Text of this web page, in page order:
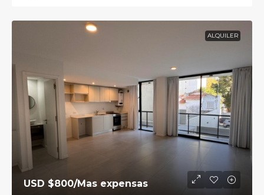
ALQUILER
USD $800/Mas expensas